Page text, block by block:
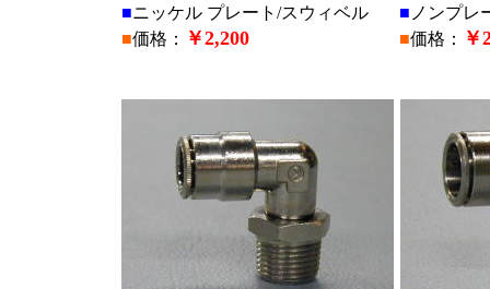
■ニッケル プレート/スウィベル
■価格： ￥2,200
■ ノンプレ
■価格： ￥